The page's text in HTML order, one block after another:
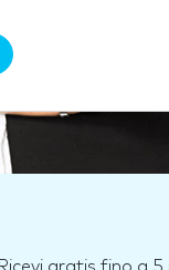
Ricevi gratis fino a